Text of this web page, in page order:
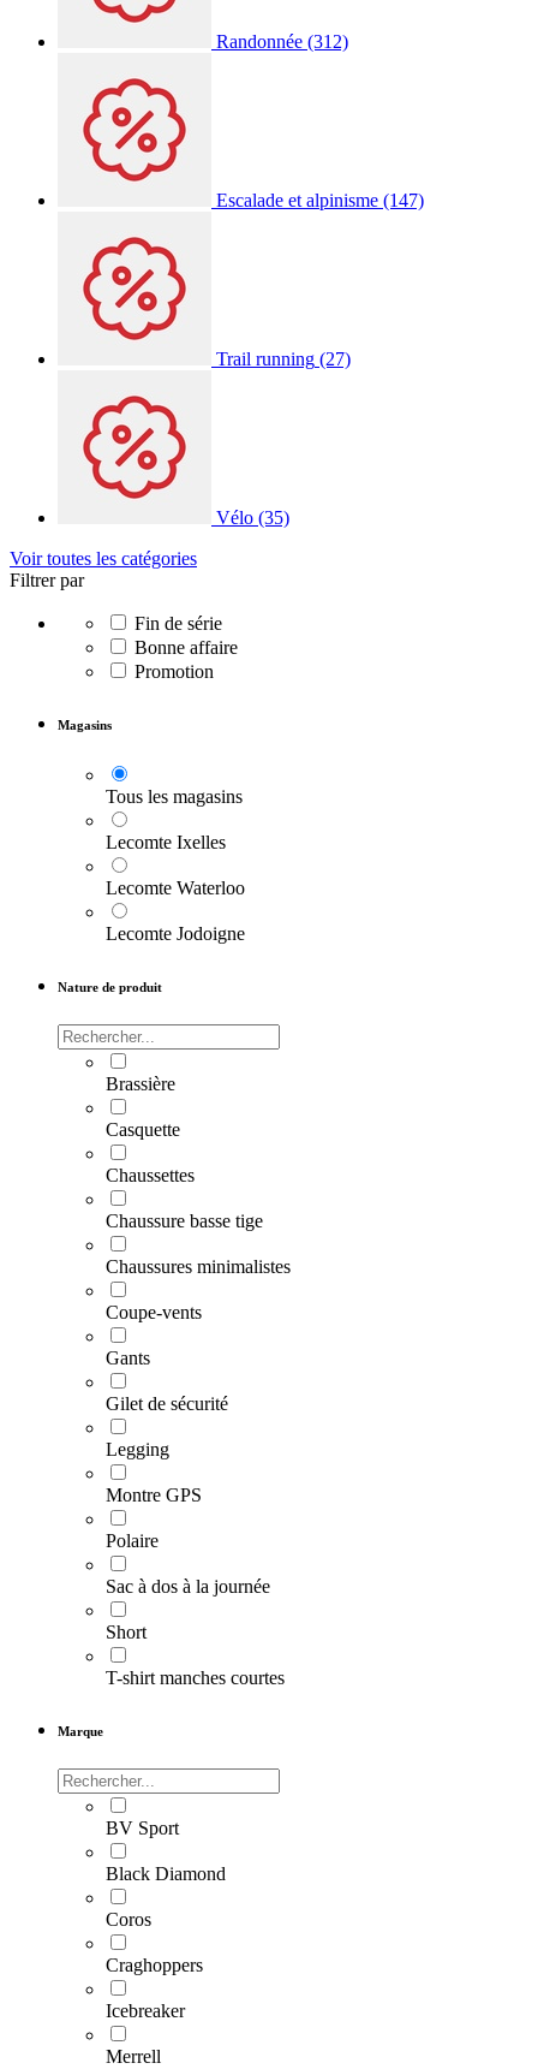
Randonnée (312)
Escalade et alpinisme (147)
Trail running (27)
Vélo (35)
Voir toutes les catégories
Filtrer par
Fin de série
Bonne affaire
Promotion
Magasins
Tous les magasins
Lecomte Ixelles
Lecomte Waterloo
Lecomte Jodoigne
Nature de produit
Brassière
Casquette
Chaussettes
Chaussure basse tige
Chaussures minimalistes
Coupe-vents
Gants
Gilet de sécurité
Legging
Montre GPS
Polaire
Sac à dos à la journée
Short
T-shirt manches courtes
Marque
BV Sport
Black Diamond
Coros
Craghoppers
Icebreaker
Merrell